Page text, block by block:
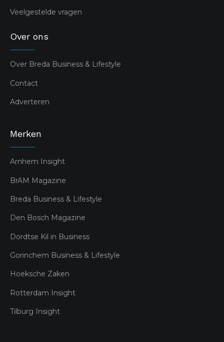
Veelgestelde vragen
Over ons
Over Breda Business & Lifestyle
Contact
Adverteren
Merken
Arnhem Insight
BrAM Magazine
Breda Business & Lifestyle
Den Bosch Magazine
Dordtse Kil in Business
Gorinchem Business & Lifestyle
Hoeksche Zaken
Rotterdam Insight
Tilburg Insight